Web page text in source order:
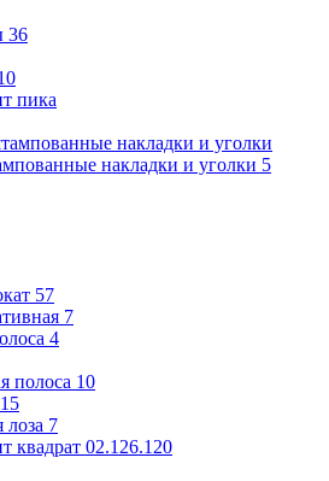
36
накладки и уголки 5
57
7
4
полоса 10
15
лоза 7